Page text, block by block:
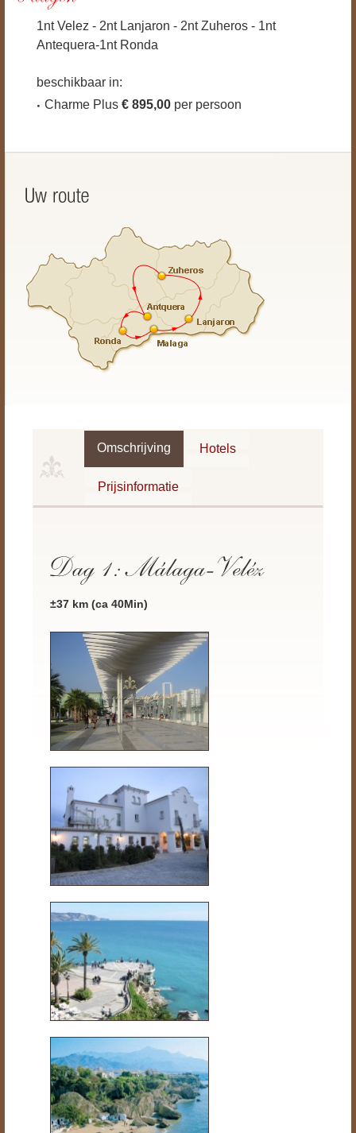
1nt Velez - 2nt Lanjaron - 2nt Zuheros - 1nt
Antequera-1nt Ronda
beschikbaar in:
Charme Plus € 895,00 per persoon
Omschrijving Hotels
Prijsinformatie
±37 km (ca 40Min)